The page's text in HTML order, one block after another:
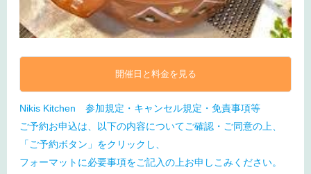
開催日と料金を見る
Nikis Kitchen 参加規定・キャンセル規定・免責事項等
ご予約お申込は、以下の内容についてご確認・ご同意の上、
「ご予約ボタン」をクリックし、
フォーマットに必要事項をご記入の上お申しこみください。